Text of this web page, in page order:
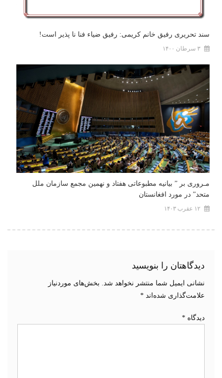
سند تحریری رفیق خانم کریمی: رفیق ضیاء فنا نا پذیر است!
۳ سرطان ۱۴۰۰
مـروری بر ” بیانیه مطبوعاتی هفتاد و نهمین مجمع سازمان ملل
متحد” در مورد افغانستان
۱۲ عقرب ۱۴۰۳
دیدگاهتان را بنویسید
نشانی ایمیل شما منتشر نخواهد شد.
بخش‌های موردنیاز
علامت‌گذاری شده‌اند *
دیدگاه *